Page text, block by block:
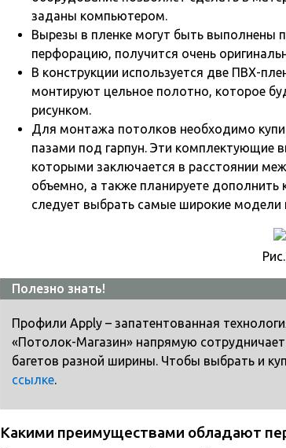
заданы компьютером.
Вырезы в пленке могут быть выполнены
перфорацию, получится очень
В конструкции используется две ПВХ-
монтируют цельное полотно, которое
рисунком.
Для монтажа потолков необходимо
пазами под гарпун. Эти комплектующие
которыми заключается в расстоянии
объемно, а также планируете
следует выбрать самые широкие модели
Полезно знать!
Профили Apply – запатентованная
«Потолок-Магазин» напрямую
багетов разной ширины. Чтобы выбрать и
ссылке.
Какими преимуществами обладают